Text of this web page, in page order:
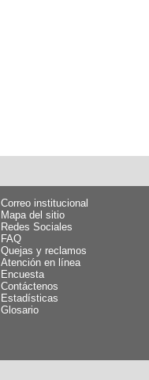
Correo institucional
Mapa del sitio
Redes Sociales
FAQ
Quejas y reclamos
Atención en línea
Encuesta
Contáctenos
Estadísticas
Glosario